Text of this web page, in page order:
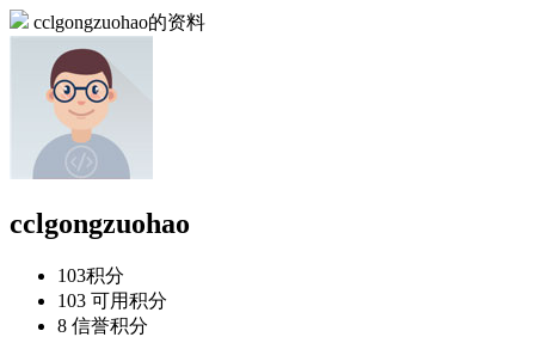
cclgongzuohao的资料
cclgongzuohao
103积分
103 可用积分
8 信誉积分